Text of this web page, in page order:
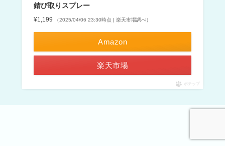
錆び取りスプレー
¥1,199 （2025/04/06 23:30時点 | 楽天市場調べ）
Amazon
楽天市場
ポチップ